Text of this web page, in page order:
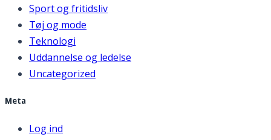
Sport og fritidsliv
Tøj og mode
Teknologi
Uddannelse og ledelse
Uncategorized
Meta
Log ind